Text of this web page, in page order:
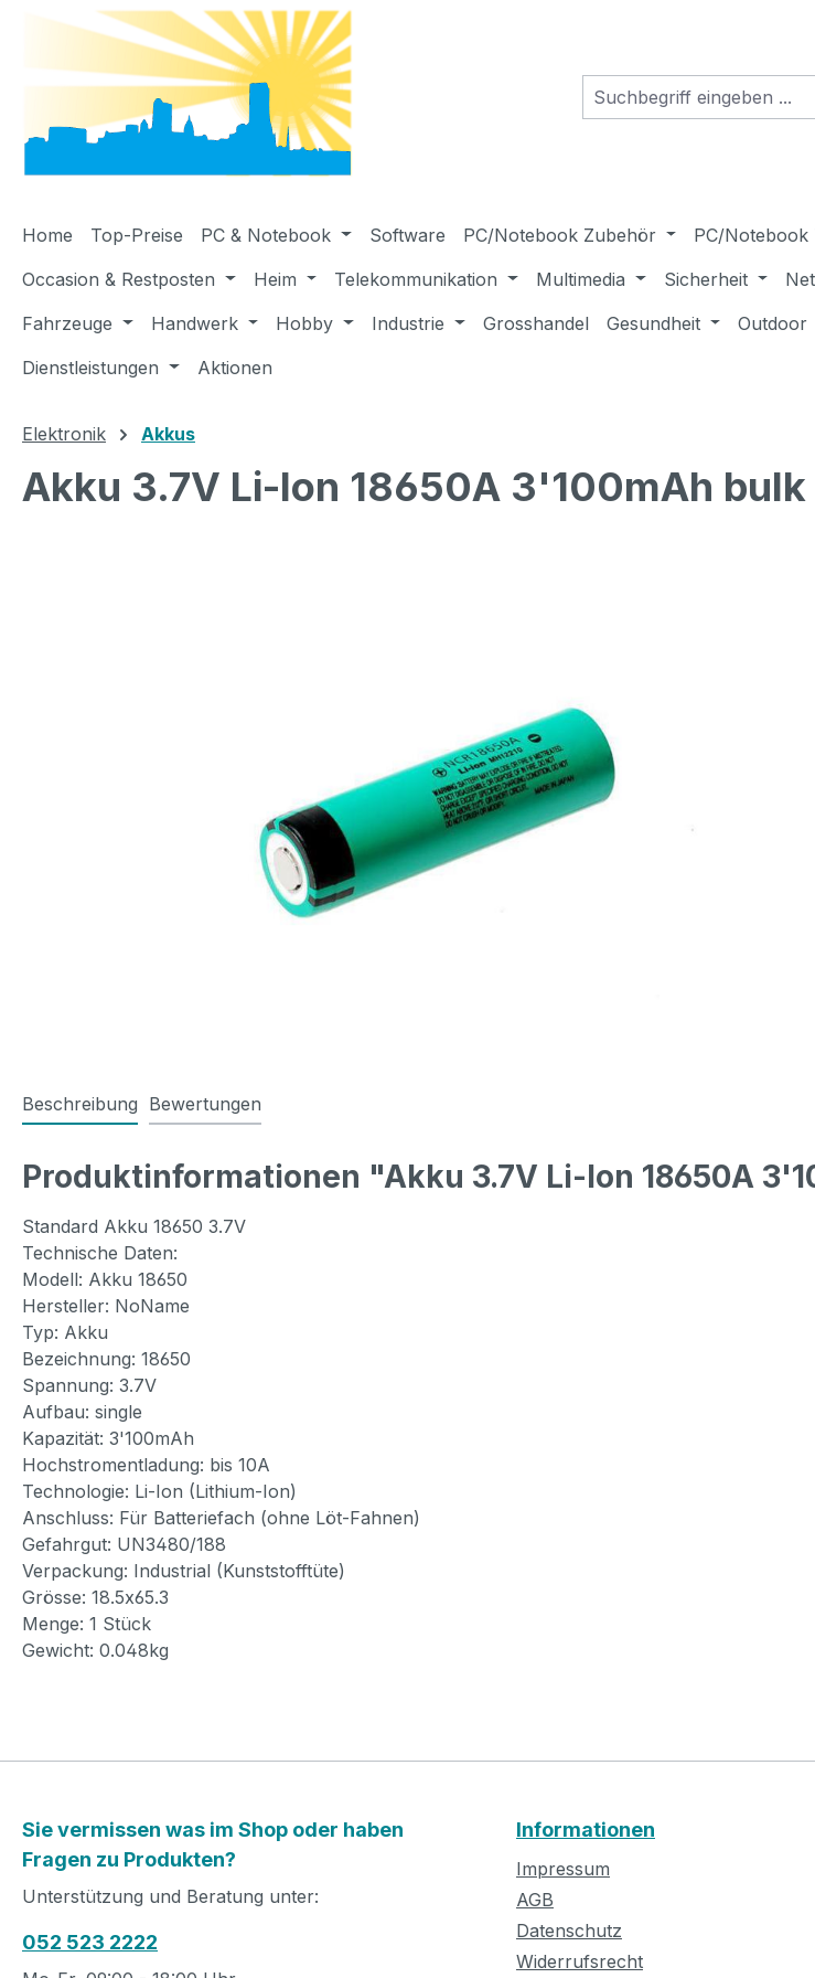
Hauptinhalt springen
Zur Suche springen
Zur Hauptnavigation springen
Home Top-Preise PC & Notebook Software PC/Notebook Zubehör PC/Notebook
Occasion & Restposten
Heim Telekommunikation Multimedia Sicherheit
Fahrzeuge
Handwerk Hobby Industrie Grosshandel Gesundheit Outdoor
Dienstleistungen
Aktionen
Elektronik Akkus
Akku 3.7V Li-Ion 18650A 3'100mAh bulk
Beschreibung Bewertungen
Produktinformationen "Akku 3.7V Li-Ion 18650A
Standard Akku 18650 3.7V
Technische Daten:
Modell: Akku 18650
Hersteller: NoName
Typ: Akku
Bezeichnung: 18650
Spannung: 3.7V
Aufbau: single
Kapazität: 3'100mAh
Hochstromentladung: bis 10A
Technologie: Li-Ion (Lithium-Ion)
Anschluss: Für Batteriefach (ohne Löt-Fahnen)
Gefahrgut: UN3480/188
Verpackung: Industrial (Kunststofftüte)
Grösse: 18.5x65.3
Menge: 1 Stück
Gewicht: 0.048kg
Sie vermissen was im Shop oder haben
Fragen zu Produkten?
Unterstützung und Beratung unter:
052 523 2222
Informationen
Impressum
AGB
Datenschutz
Widerrufsrecht